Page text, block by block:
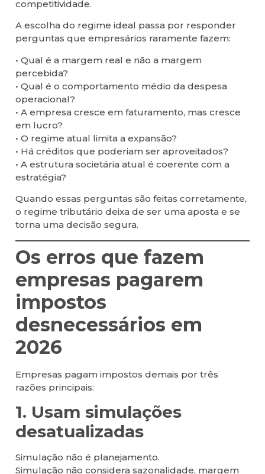
competitividade.
A escolha do regime ideal passa por responder
perguntas que empresários raramente fazem:
• Qual é a margem real e não a margem
percebida?
• Qual é o comportamento médio da despesa
operacional?
• A empresa cresce em faturamento, mas cresce
em lucro?
• O regime atual limita a expansão?
• Há créditos que poderiam ser aproveitados?
• A estrutura societária atual é coerente com a
estratégia?
Quando essas perguntas são feitas corretamente,
o regime tributário deixa de ser uma aposta e se
torna uma decisão segura.
Os erros que fazem
empresas pagarem
impostos
desnecessários em
2026
Empresas pagam impostos demais por três
razões principais:
1. Usam simulações
desatualizadas
Simulação não é planejamento.
Simulação não considera sazonalidade, margem